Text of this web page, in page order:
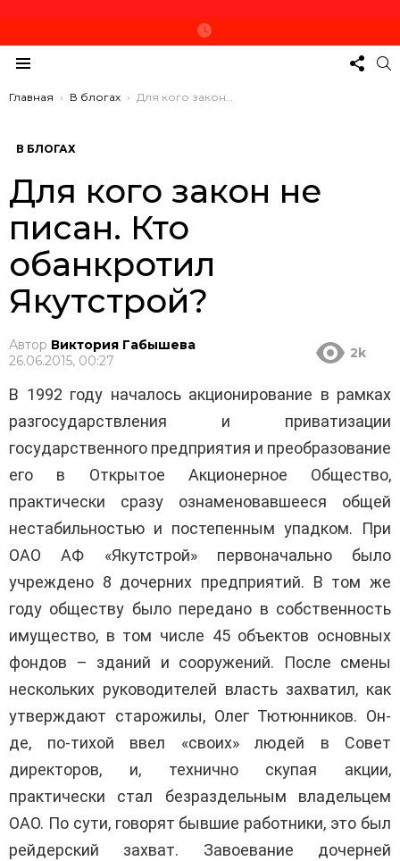
Вы здесь:
Главная В блогах Для кого закон не писан. Кто обанкротил Якутстрой?
В БЛОГАХ
Для кого закон не
писан. Кто
обанкротил
Якутстрой?
Автор Виктория Габышева
26.06.2015, 00:27
2k
В 1992 году началось акционирование в рамках
разгосударствления и приватизации
государственного предприятия и преобразование
его в Открытое Акционерное Общество,
практически сразу ознаменовавшееся общей
нестабильностью и постепенным упадком. При
ОАО АФ «Якутстрой» первоначально было
учреждено 8 дочерних предприятий. В том же
году обществу было передано в собственность
имущество, в том числе 45 объектов основных
фондов – зданий и сооружений. После смены
нескольких руководителей власть захватил, как
утверждают старожилы, Олег Тютюнников. Он-
де, по-тихой ввел «своих» людей в Совет
директоров, и, технично скупая акции,
практически стал безраздельным владельцем
ОАО. По сути, говорят бывшие работники, это был
рейдерский захват. Завоевание дочерней